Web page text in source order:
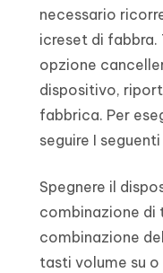
necessario
icreset di fabbra.
opzione
dispositivo,
fabbrica. Per
seguire I
Spegnere il
combinazione di
combinazione
tasti volume su